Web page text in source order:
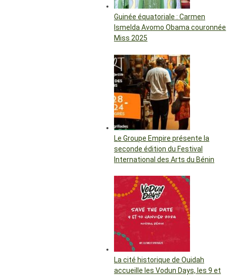
Guinée équatoriale : Carmen
Ismelda Avomo Obama couronnée
Miss 2025
Le Groupe Empire présente la
seconde édition du Festival
International des Arts du Bénin
La cité historique de Ouidah
accueille les Vodun Days, les 9 et